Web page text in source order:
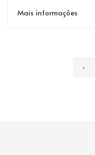
Mais informações
‹